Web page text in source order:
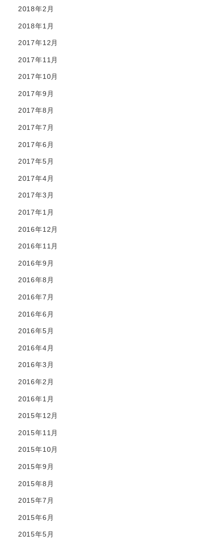
2018年2月
2018年1月
2017年12月
2017年11月
2017年10月
2017年9月
2017年8月
2017年7月
2017年6月
2017年5月
2017年4月
2017年3月
2017年1月
2016年12月
2016年11月
2016年9月
2016年8月
2016年7月
2016年6月
2016年5月
2016年4月
2016年3月
2016年2月
2016年1月
2015年12月
2015年11月
2015年10月
2015年9月
2015年8月
2015年7月
2015年6月
2015年5月